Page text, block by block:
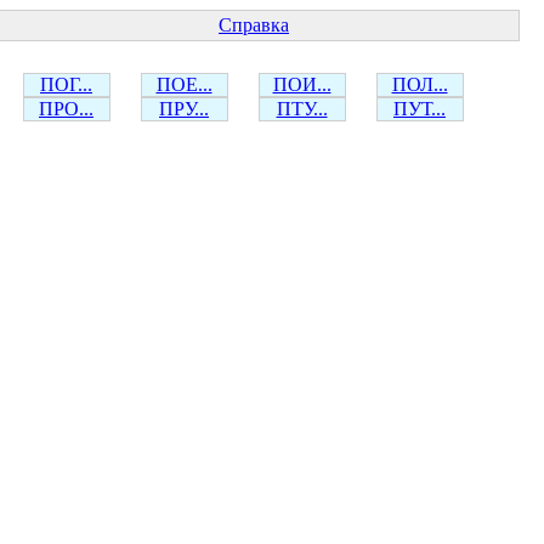
Справка
ПОГ... ПОЕ... ПОИ...
ПОЛ...
ПРО...
ПРУ... ПТУ... ПУТ...